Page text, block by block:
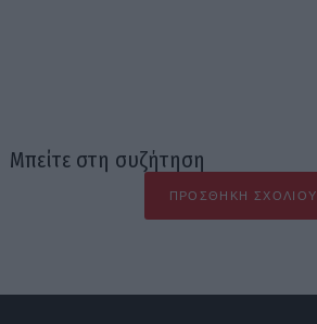
Μπείτε στη συζήτηση
ΠΡΟΣΘΉΚΗ ΣΧΟΛΊΟΥ